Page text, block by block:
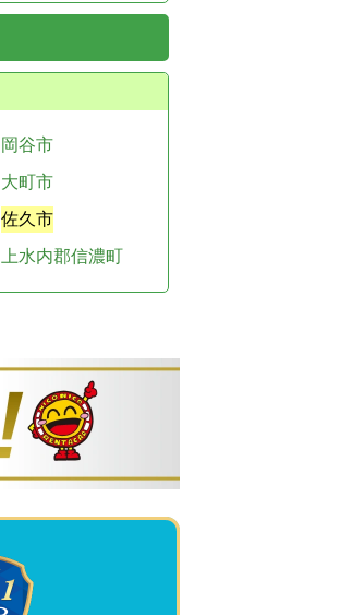
岡谷市
大町市
佐久市
上水内郡信濃町